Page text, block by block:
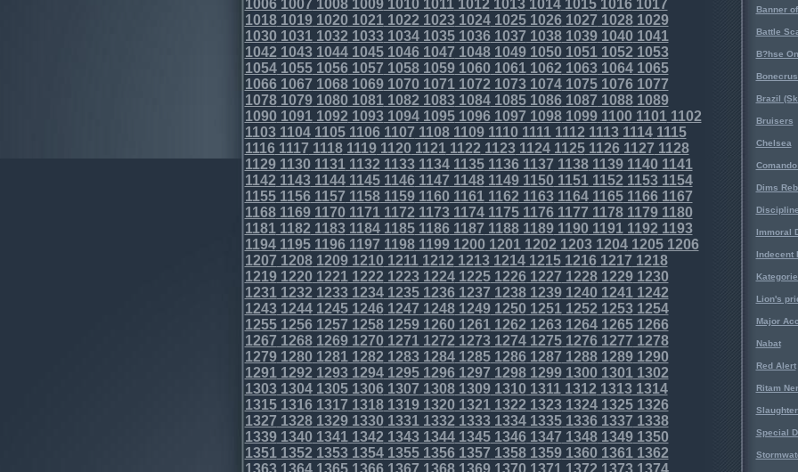
10061007 10081009101010111012 10131014101510161017
10181019102010211022 10231024102510261027 10281029
103010311032 10331034103510361037 1038103910401041
1042 10431044104510461047 10481049105010511052 1053
1054105510561057 10581059106010611062 106310641065
10661067 10681069107010711072 10731074107510761077
10781079108010811082 10831084108510861087 10881089
109010911092 10931094109510961097 10981099110011011102
11031104110511061107 11081109111011111112 111311141115
11161117 11181119112011211122 11231124112511261127 1128
1129113011311132 11331134113511361137 1138113911401141
1142 11431144114511461147 11481149115011511152 11531154
115511561157 11581159116011611162 11631164116511661167
11681169117011711172 11731174117511761177 117811791180
11811182 11831184118511861187 11881189119011911192 1193
1194119511961197 11981199120012011202 1203120412051206
1207 12081209121012111212 12131214121512161217 1218
1219122012211222 12231224122512261227 122812291230
12311232 12331234123512361237 12381239124012411242
12431244124512461247 12481249125012511252 12531254
125512561257 12581259126012611262 1263126412651266
1267 12681269127012711272 12731274127512761277 1278
1279128012811282 12831284128512861287 128812891290
12911292 12931294129512961297 12981299130013011302
13031304130513061307 13081309131013111312 13131314
131513161317 13181319132013211322 1323132413251326
1327 13281329133013311332 13331334133513361337 1338
1339134013411342 13431344134513461347 134813491350
13511352 13531354135513561357 13581359136013611362
13631364136513661367 13681369137013711372 13731374
Banner
Battle
B?hse
Brazil
Bruisers
Chelsea
Dims
Immoral
Indecent
Lion's
Major
Nabat
Red Alert
Ritam
Special